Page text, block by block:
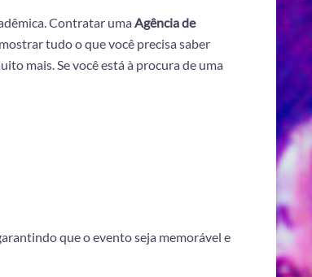
Contratar umaAgência de
tudo o que você precisa saber
mais. Se você está à procura de uma
que o evento seja memorável e